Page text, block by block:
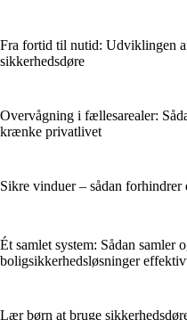
Fra fortid til nutid: Udviklingen
sikkerhedsdøre
Overvågning i fællesarealer:
krænke privatlivet
Sikre vinduer – sådan forhindrer
Ét samlet system: Sådan samler
boligsikkerhedsløsninger
Lær børn at bruge